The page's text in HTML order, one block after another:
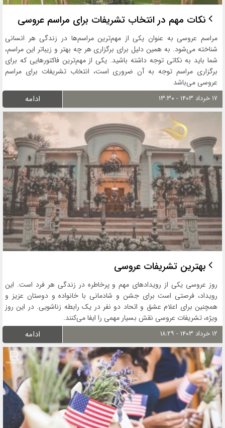
نکات مهم در انتخاب تشریفات برای مراسم عروسی
مراسم عروسی به‌ عنوان یکی از مهم‌ترین مراسم‌ها در زندگی هر انسانی
شناخته می‌شود. به‌ همین دلیل برای برگزاری هر چه بهتر و زیباتر این مراسم،
شما باید به نکاتی توجه داشته باشید. یکی از مهم‌ترین فاکتورهایی که برای
برگزاری مراسم توجه به آن ضروری است، انتخاب تشریفات برای مراسم
عروسی می‌باشد
۱۷ خرداد ۱۴۰۳ - ۱۳:۳۰ ادامه
بهترین تشریفات عروسی
روز عروسی یکی از رویدادهای مهم و پرخاطره در زندگی هر فرد است. این
رویداد، فرصتی است برای جشن و شادمانی با خانواده و دوستان عزیز و
همچنین برای اعلام عشق و اتحاد دو نفر در یک رابطه زناشویی. در این روز
ویژه، تشریفات عروسی نقش بسیار مهمی را ایفا می‌کنند.
۱۲ خرداد ۱۴۰۳ - ۱۸:۲۹ ادامه